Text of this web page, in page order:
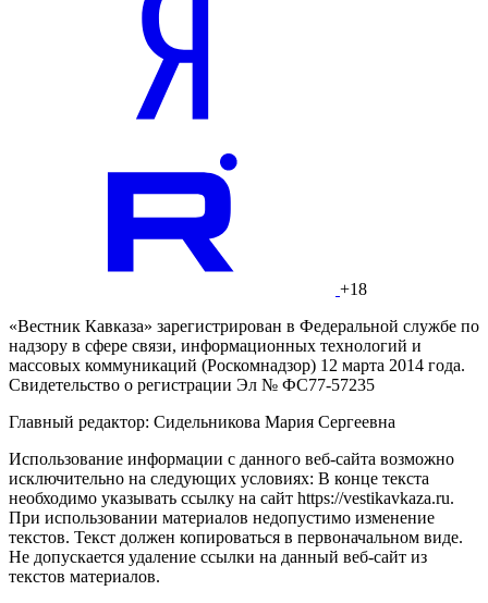
+18
«Вестник Кавказа» зарегистрирован в Федеральной службе по
надзору в сфере связи, информационных технологий и
массовых коммуникаций (Роскомнадзор) 12 марта 2014 года.
Свидетельство о регистрации Эл № ФС77-57235
Главный редактор: Сидельникова Мария Сергеевна
Использование информации с данного веб-сайта возможно
исключительно на следующих условиях: В конце текста
необходимо указывать ссылку на сайт https://vestikavkaza.ru.
При использовании материалов недопустимо изменение
текстов. Текст должен копироваться в первоначальном виде.
Не допускается удаление ссылки на данный веб-сайт из
текстов материалов.